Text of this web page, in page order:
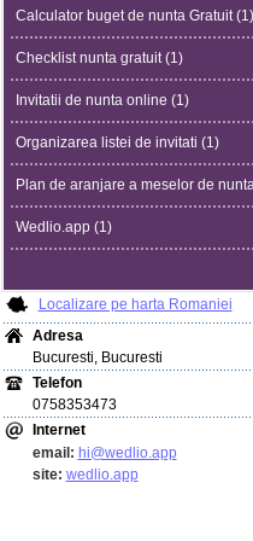
Calculator buget de nunta Gratuit (1)
Checklist nunta gratuit (1)
Invitatii de nunta online (1)
Organizarea listei de invitati (1)
Plan de aranjare a meselor de
Wedlio.app (1)
Localizare pe harta Romaniei
Adresa
Bucuresti, Bucuresti
Telefon
0758353473
Internet
email: hi@wedlio.app
site: wedlio.app